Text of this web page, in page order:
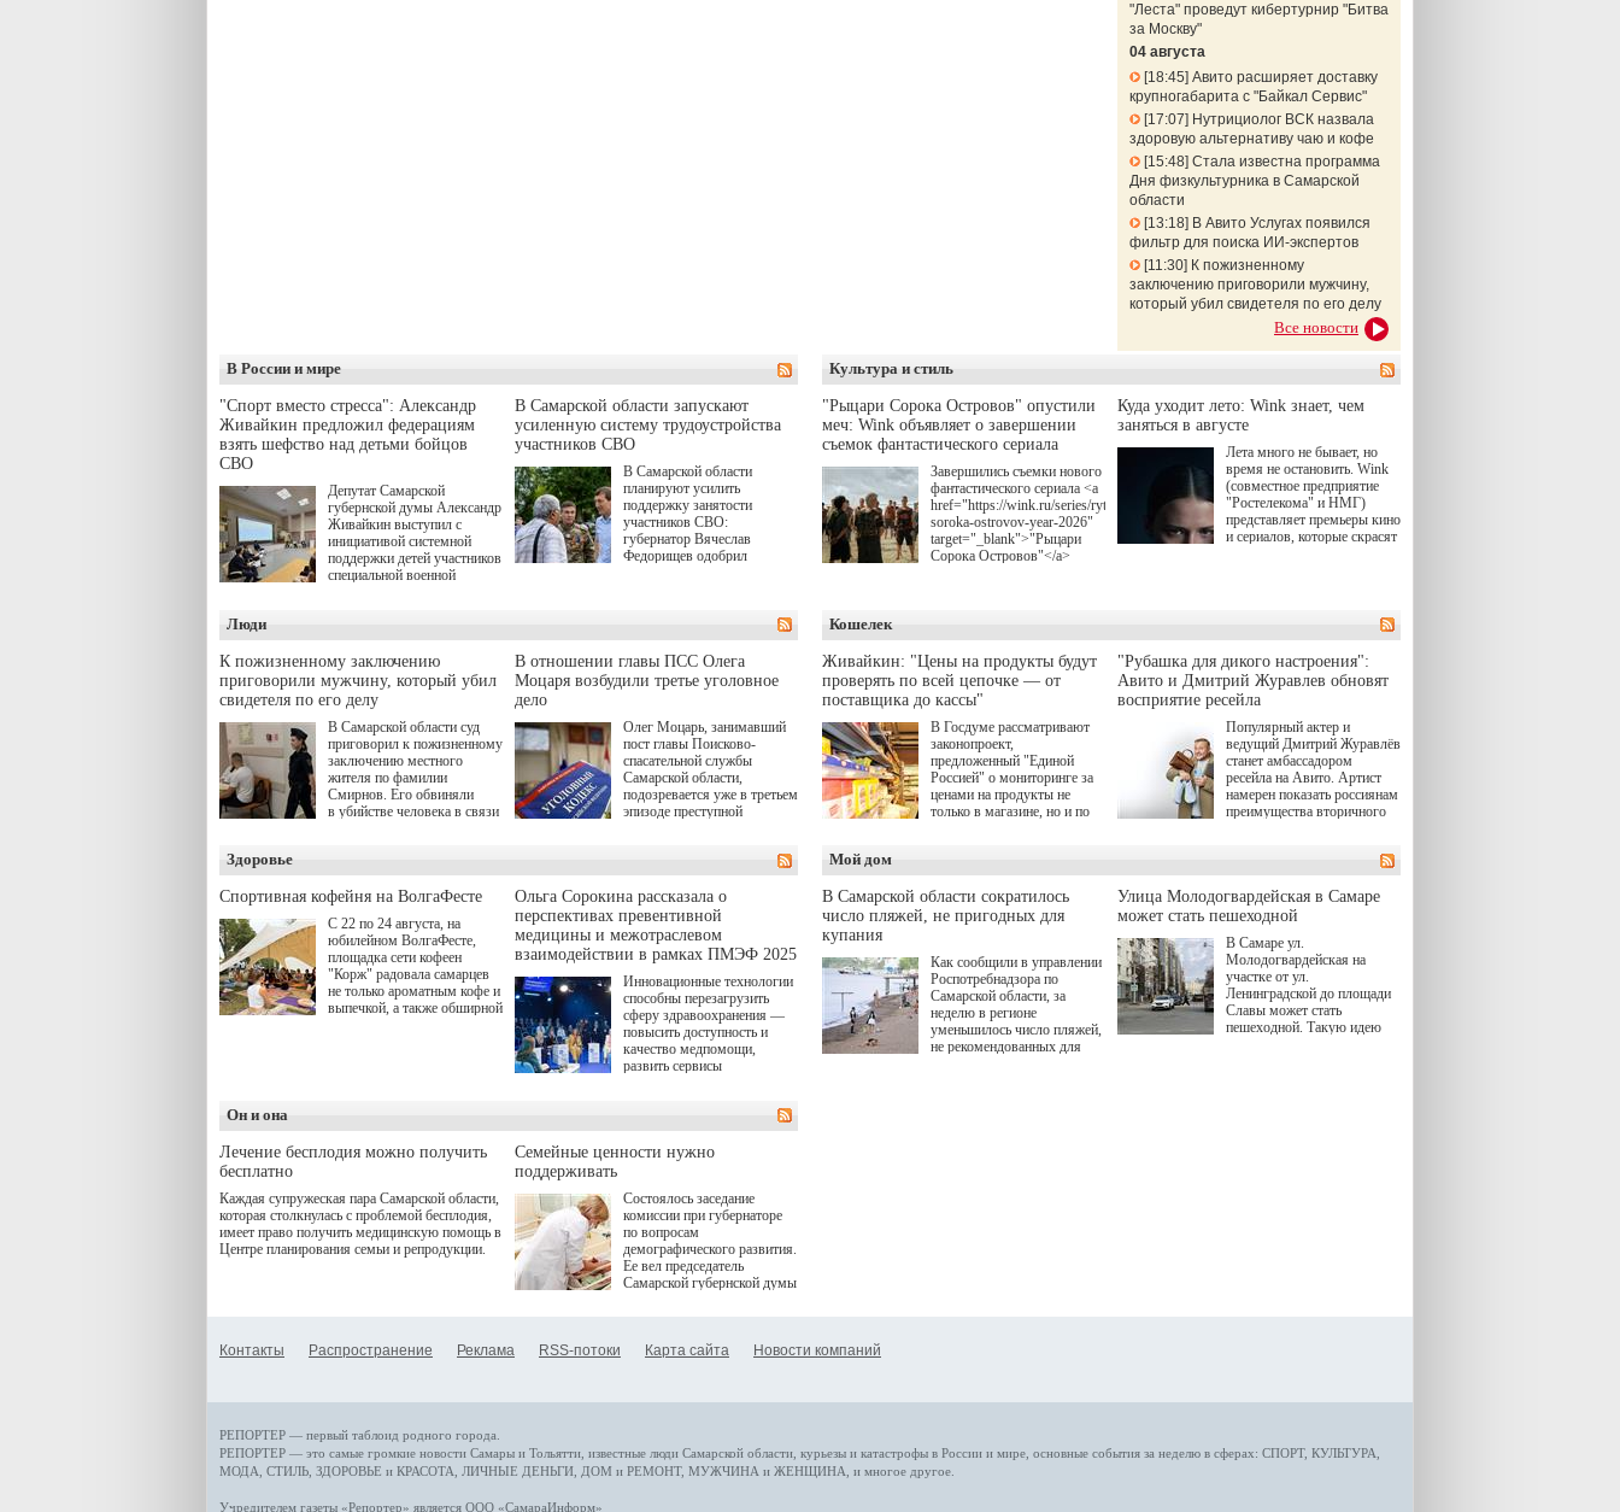
"Леста" проведут кибертурнир "Битва
за Москву"
04 августа
18:45 Авито расширяет доставку
крупногабарита с "Байкал Сервис"
17:07
Нутрициолог ВСК назвала
здоровую альтернативу чаю и кофе
15:48 Стала известна программа
Дня физкультурника в Самарской
области
13:18 В Авито Услугах появился
фильтр для поиска ИИ-экспертов
11:30 К пожизненному
заключению приговорили мужчину,
который убил свидетеля по его делу
Все новости
В России и мире
"Спорт вместо стресса": Александр
Живайкин предложил федерациям
взять шефство над детьми бойцов
СВО
Депутат Самарской
губернской думы Александр
Живайкин выступил с
инициативой системной
поддержки детей участников
специальной военной
"Помощь фронту и семьям
участников СВО", которая
прошла в Отрадном 7
августа.
В Самарской области запускают
усиленную систему трудоустройства
участников СВО
В Самарской области
планируют усилить
поддержку занятости
участников СВО:
губернатор Вячеслав
Федорищев одобрил
Живайкина, направленные
на трудоустройство и более
спокойную адаптацию к
мирной жизни.
Культура и стиль
"Рыцари Сорока Островов" опустили
меч: Wink объявляет о завершении
съемок фантастического сериала
Завершились съемки нового
фантастического сериала <a
href="https://wink.ru/series/rytsari-
soroka-ostrovov-year-2026"
target="_blank">"Рыцари
Сорока Островов"</a>
одноименного романа
Сергея Лукьяненко. Главные
роли в проекте исполнили
Артем Кошман, Полина
Гухман, Вероника
Устимова, Олег Савостюк,
Святослав Рогожан, Кузьма
Котрелёв, Никита
Кологривый, Елисей
Чучилин, Александра
Нестерова, Ника Жукова, а
Волкова в роли родителей.
Режиссер-постановщик
проекта — Егор Чичканов
(сериалы "Комбинация", "И
Куда уходит лето: Wink знает, чем
заняться в августе
Лета много не бывает, но
время не остановить. Wink
(совместное предприятие
"Ростелекома" и НМГ)
представляет премьеры кино
и сериалов, которые скрасят
target="_blank">"Холод"
</a> (18+) останется только
на экране — весь август по
четвергам продолжат
выходить новые эпизоды
сериала, в котором
беспощадным возмездием в
духе графа Монте-Кристо
занимается наша
современница.
Люди
К пожизненному заключению
приговорили мужчину, который убил
свидетеля по его делу
В Самарской области суд
приговорил к пожизненному
заключению местного
жителя по фамилии
Смирнов. Его обвиняли
в убийстве человека в связи
В отношении главы ПСС Олега
Моцаря возбудили третье уголовное
дело
Олег Моцарь, занимавший
пост главы Поисково-
спасательной службы
Самарской области,
подозревается уже в третьем
эпизоде преступной
о превышении полномочий,
а сам он находится в СИЗО.
Кошелек
Живайкин: "Цены на продукты будут
проверять по всей цепочке — от
поставщика до кассы"
В Госдуме рассматривают
законопроект,
предложенный "Единой
Россией" о мониторинге за
ценами на продукты не
только в магазине, но и по
подорожания было понятно,
где именно цена "поехала"
вверх и кто её разогнал.
"Рубашка для дикого настроения":
Авито и Дмитрий Журавлев обновят
восприятие ресейла
Популярный актер и
ведущий Дмитрий Журавлёв
станет амбассадором
ресейла на Авито. Артист
намерен показать россиянам
преимущества вторичного
для современного и умного
человека.
Здоровье
Спортивная кофейня на ВолгаФесте
С 22 по 24 августа, на
юбилейном ВолгаФесте,
площадка сети кофеен
"Корж" радовала самарцев
не только ароматным кофе и
выпечкой, а также обширной
Ольга Сорокина рассказала о
перспективах превентивной
медицины и межотраслевом
взаимодействии в рамках ПМЭФ 2025
Инновационные технологии
способны перезагрузить
сферу здравоохранения —
повысить доступность и
качество медпомощи,
развить сервисы
определенными барьерами.
К ним можно отнести
возникающие при работе с
данными пациентов. Для
более динамичного роста
проникновения инноваций в
сегмент необходимо кросс-
отраслевое взаимодействие
рассказала Ольга Сорокина,
ходе сессии "Развитие
качества жизни" в рамках
ПМЭФ 2025. В дискуссии
Мой дом
В Самарской области сократилось
число пляжей, не пригодных для
купания
Как сообщили в управлении
Роспотребнадзора по
Самарской области, за
неделю в регионе
уменьшилось число пляжей,
не рекомендованных для
Улица Молодогвардейская в Самаре
может стать пешеходной
В Самаре ул.
Молодогвардейская на
участке от ул.
Ленинградской до площади
Славы может стать
пешеходной. Такую идею
Он и она
Лечение бесплодия можно получить
бесплатно
Каждая супружеская пара Самарской области,
которая столкнулась с проблемой бесплодия,
имеет право получить медицинскую помощь в
Центре планирования семьи и репродукции.
Семейные ценности нужно
поддерживать
Состоялось заседание
комиссии при губернаторе
по вопросам
демографического развития.
Ее вел председатель
Самарской губернской думы
Контакты Распространение Реклама RSS-потоки Карта сайта Новости компаний
РЕПОРТЕР — первый таблоид родного города.
РЕПОРТЕР — это самые громкие новости Самары и Тольятти, известные люди Самарской области, курьезы и катастрофы в России и мире , основные события за неделю в сферах: СПОРТ, КУЛЬТУРА,
МОДА, СТИЛЬ ЗДОРОВЬЕ и КРАСОТА ЛИЧНЫЕ ДЕНЬГИ ДОМ и РЕМОНТ, МУЖЧИНА и ЖЕНЩИНА , и многое другое
Учредителем газеты «Репортер» является ООО «СамараИнформ»